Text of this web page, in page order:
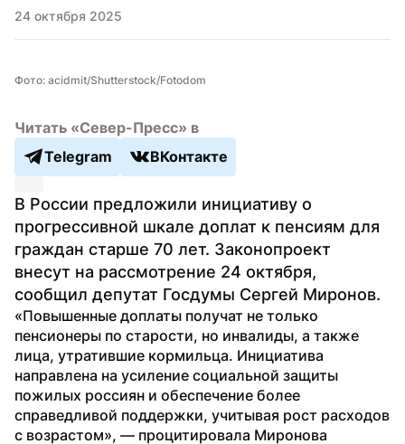
24 октября 2025
Фото: acidmit/Shutterstock/Fotodom
Читать «Север-Пресс» в
Telegram
ВКонтакте
В России предложили инициативу о
прогрессивной шкале доплат к пенсиям для
граждан старше 70 лет. Законопроект
внесут на рассмотрение 24 октября,
сообщил депутат Госдумы Сергей Миронов.
«Повышенные доплаты получат не только
пенсионеры по старости, но инвалиды, а также
лица, утратившие кормильца. Инициатива
направлена на усиление социальной защиты
пожилых россиян и обеспечение более
справедливой поддержки, учитывая рост расходов